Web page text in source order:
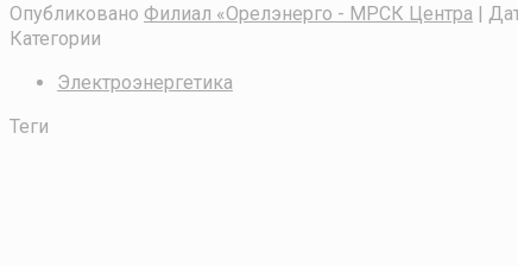
Опубликовано Филиал «Орелэнерго - МРСК Центра |
Категории
Электроэнергетика
Теги